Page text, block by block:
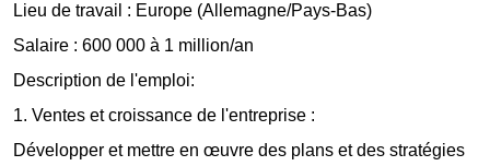
Lieu de travail : Europe (Allemagne/Pays-Bas)
Salaire : 600 000 à 1 million/an
Description de l'emploi:
1. Ventes et croissance de l'entreprise :
Développer et mettre en œuvre des plans et des stratégies